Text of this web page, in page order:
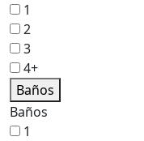
1
2
3
4+
Baños
Baños
1